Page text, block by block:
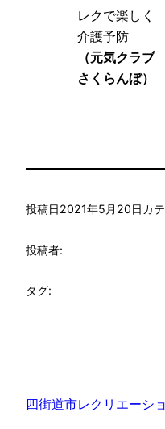
レクで楽しく
介護予防
（元気クラブ
さくらんぼ）
投稿日2021年5月20日カ
投稿者:
タグ:
四街道市レクリエーシ